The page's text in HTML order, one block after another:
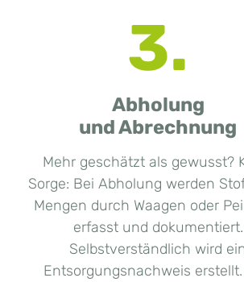
3.
Abholung
und Abrechnung
Mehr geschätzt als gewusst?
Sorge: Bei Abholung werden
Mengen durch Waagen oder
erfasst und dokumentiert.
Selbstverständlich wird
Entsorgungsnachweis